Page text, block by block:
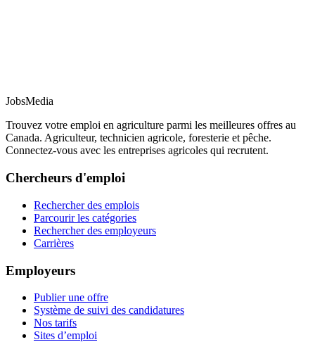
JobsMedia
Trouvez votre emploi en agriculture parmi les meilleures offres au
Canada. Agriculteur, technicien agricole, foresterie et pêche.
Connectez-vous avec les entreprises agricoles qui recrutent.
Chercheurs d'emploi
Rechercher des emplois
Parcourir les catégories
Rechercher des employeurs
Carrières
Employeurs
Publier une offre
Système de suivi des candidatures
Nos tarifs
Sites d’emploi